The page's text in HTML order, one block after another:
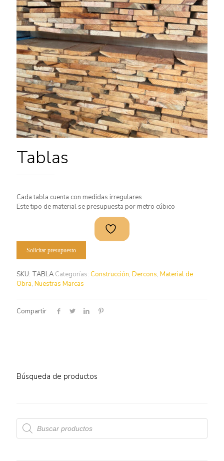
Tablas
Cada tabla cuenta con medidas irregulares
Este tipo de material se presupuesta por metro cúbico
Solicitar presupuesto
SKU: TABLA Categorías: Construcción, Dercons, Material de
Obra, Nuestras Marcas
Compartir
Búsqueda de productos
Búsqueda
de
productos